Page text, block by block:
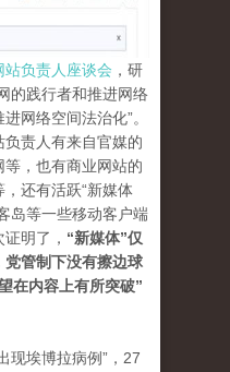
站负责人座谈会 ，研
的践行者和推进网络
网络空间法治化”。
责人有来自官媒的
，也有商业网站的
还有活跃“新媒体
岛等一些移动客户端
明了， “新媒体”仅
管制下没有擦边球
在内容上有所突破”
现埃博拉病例”，27